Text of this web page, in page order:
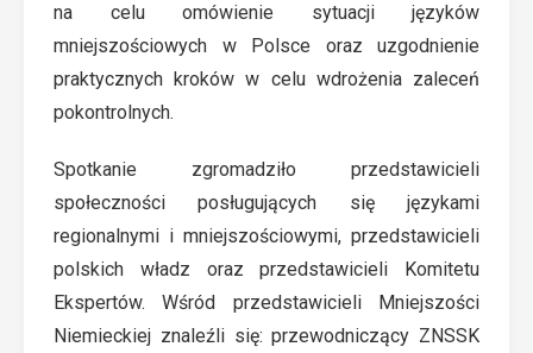
na celu omówienie sytuacji języków
mniejszościowych w Polsce oraz uzgodnienie
praktycznych kroków w celu wdrożenia zaleceń
pokontrolnych.
Spotkanie zgromadziło przedstawicieli
społeczności posługujących się językami
regionalnymi i mniejszościowymi, przedstawicieli
polskich władz oraz przedstawicieli Komitetu
Ekspertów. Wśród przedstawicieli Mniejszości
Niemieckiej znaleźli się: przewodniczący ZNSSK